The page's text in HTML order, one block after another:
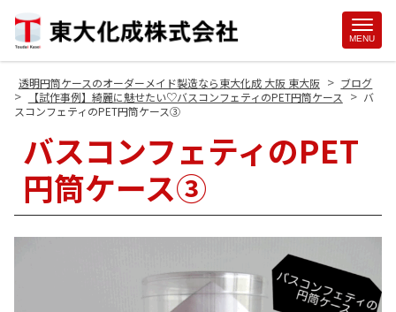
MENU
透明円筒ケースのオーダーメイド製造なら東大化成 大阪 東大阪 > ブログ
> 【試作事例】綺麗に魅せたい♡バスコンフェティのPET円筒ケース > バ
スコンフェティのPET円筒ケース③
バスコンフェティのPET
円筒ケース③
Site
Footer